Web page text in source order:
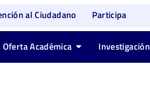
al Ciudadano Participa
Oferta Académica Investigación